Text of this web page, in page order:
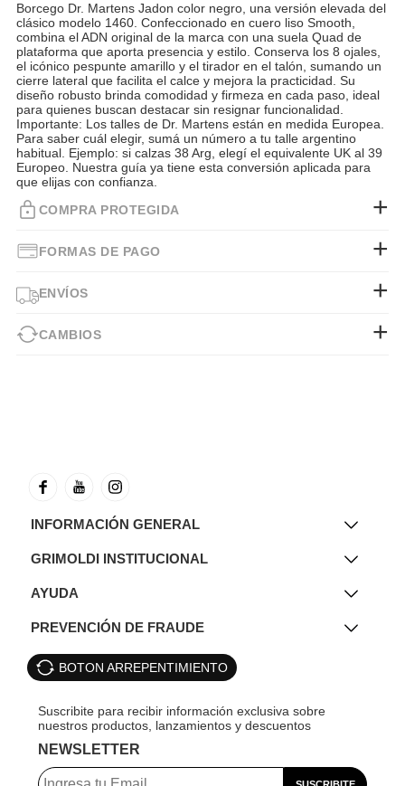
Borcego Dr. Martens Jadon color negro, una versión elevada del
clásico modelo 1460. Confeccionado en cuero liso Smooth,
combina el ADN original de la marca con una suela Quad de
plataforma que aporta presencia y estilo. Conserva los 8 ojales,
el icónico pespunte amarillo y el tirador en el talón, sumando un
cierre lateral que facilita el calce y mejora la practicidad. Su
diseño robusto brinda comodidad y firmeza en cada paso, ideal
para quienes buscan destacar sin resignar funcionalidad.
Importante: Los talles de Dr. Martens están en medida Europea.
Para saber cuál elegir, sumá un número a tu talle argentino
habitual. Ejemplo: si calzas 38 Arg, elegí el equivalente UK al 39
Europeo. Nuestra guía ya tiene esta conversión aplicada para
que elijas con confianza.
COMPRA PROTEGIDA
FORMAS DE PAGO
ENVÍOS
CAMBIOS
INFORMACIÓN GENERAL
GRIMOLDI INSTITUCIONAL
AYUDA
PREVENCIÓN DE FRAUDE
BOTON ARREPENTIMIENTO
NEWSLETTER